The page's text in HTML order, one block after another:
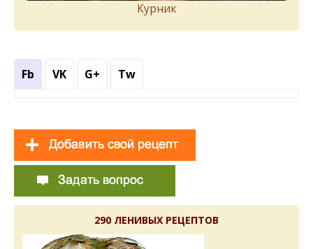
Курник
Fb VK G+ Tw
290 ЛЕНИВЫХ РЕЦЕПТОВ